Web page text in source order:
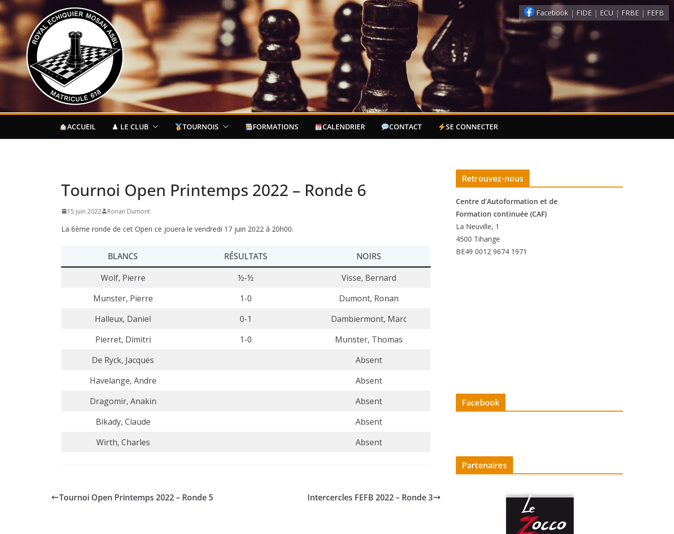
Passer
au
contenu
ACCUEIL ♟ LE CLUB TOURNOIS FORMATIONS CALENDRIER CONTACT SE CONNECTER
Tournoi Open Printemps 2022 – Ronde 6
15 juin 2022 Ronan Dumont
La 6ème ronde de cet Open ce jouera le vendredi 17 juin 2022 à 20h00.
BLANCS RÉSULTATS
NOIRS
Wolf, Pierre
½-½
Visse, Bernard
Munster, Pierre
1-0
Dumont, Ronan
Halleux, Daniel
0-1
Dambiermont, Marc
Pierret, Dimitri
1-0
Munster, Thomas
De Ryck, Jacques
Absent
Havelange, Andre
Absent
Dragomir, Anakin
Absent
Bikady, Claude
Absent
Wirth, Charles
Absent
Tournoi Open Printemps 2022 – Ronde 5 Intercercles FEFB 2022 – Ronde 3
Retrouvez-nous
Centre d’Autoformation et de
Formation continuée (CAF)
La Neuville, 1
4500 Tihange
BE49 0012 9674 1971
Facebook
Facebook | FIDE | ECU | FRBE | FEFB
Partenaires